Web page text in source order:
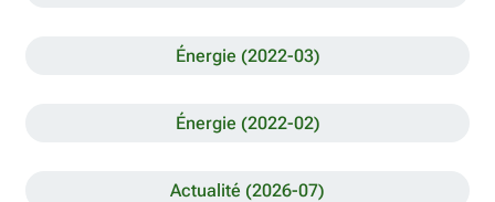
Énergie (2022-03)
Énergie (2022-02)
Actualité (2026-07)